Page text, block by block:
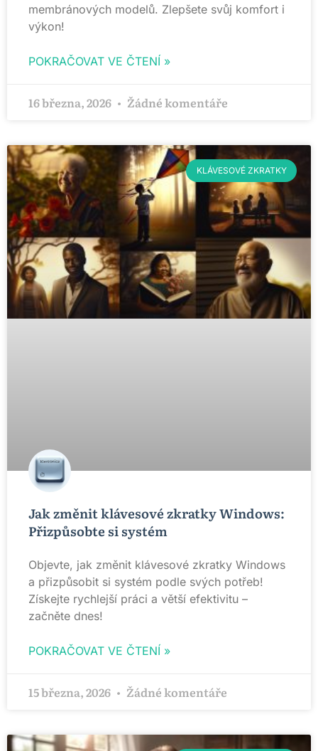
membránových modelů. Zlepšete svůj komfort i
výkon!
POKRAČOVAT VE ČTENÍ »
16 března, 2026 Žádné komentáře
KLÁVESOVÉ ZKRATKY
Jak změnit klávesové zkratky Windows:
Přizpůsobte si systém
Objevte, jak změnit klávesové zkratky Windows
a přizpůsobit si systém podle svých potřeb!
Získejte rychlejší práci a větší efektivitu –
začněte dnes!
POKRAČOVAT VE ČTENÍ »
15 března, 2026 Žádné komentáře